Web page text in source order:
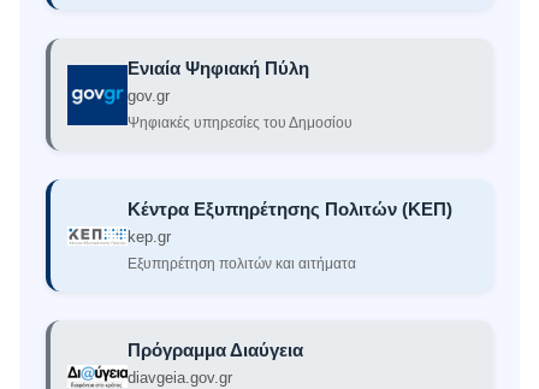
αιτήματος για τη χρήση της
Χορήγησης Αντιγράφου Ποινικού
Ενιαία Ψηφιακή Πύλη
gov.gr
Ψηφιακές υπηρεσίες του Δημοσίου
Κέντρα Εξυπηρέτησης Πολιτών (ΚΕΠ)
kep.gr
Εξυπηρέτηση πολιτών και αιτήματα
Πρόγραμμα Διαύγεια
diavgeia.gov.gr